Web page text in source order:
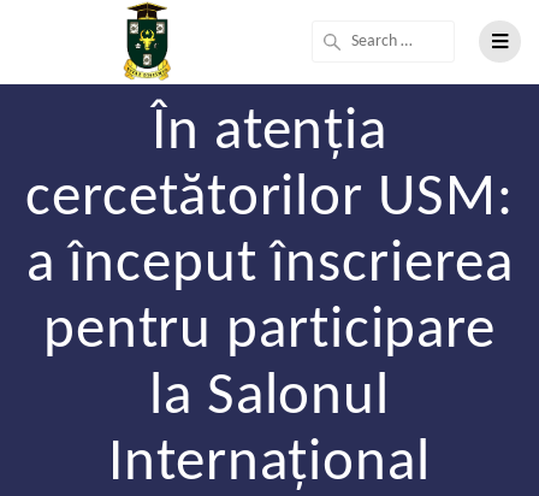
În atenția
cercetătorilor USM:
a început înscrierea
pentru participare
la Salonul
Internațional